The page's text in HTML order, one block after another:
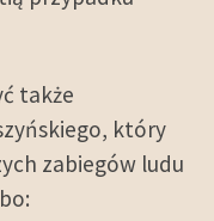
także
który
zabiegów ludu